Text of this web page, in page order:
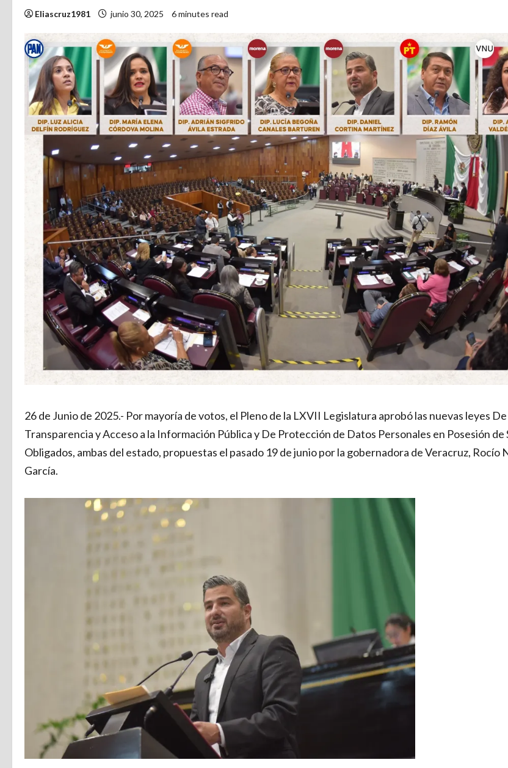
Eliascruz1981 junio 30, 2025 6 minutes read
26 de Junio de 2025.- Por mayoría de votos, el Pleno de la LXVII Legislatura aprobó las nuevas leyes De
Transparencia y Acceso a la Información Pública y De Protección de Datos Personales en Posesión de
Obligados, ambas del estado, propuestas el pasado 19 de junio por la gobernadora de Veracruz, Rocío
García.